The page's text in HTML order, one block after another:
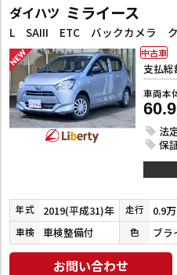
ダイハツ ミライース
支払総
車両本
60.9
法
保
中古車
年式 2019(平成31)年 走行 0.9
車検 車検整備付 色
お問い合わせ